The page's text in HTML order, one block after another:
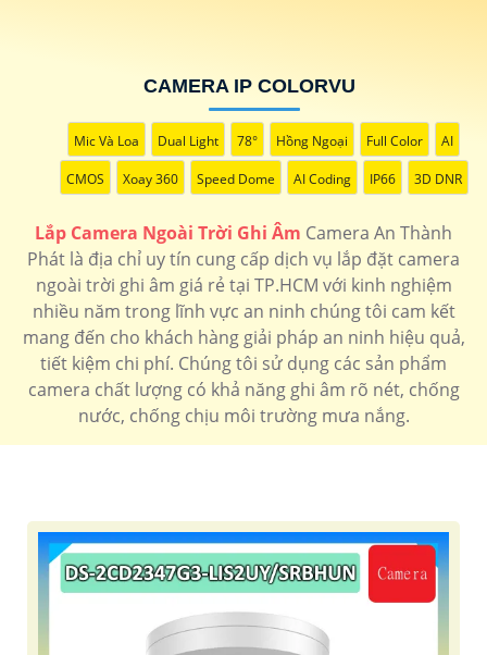
định để qua đó có thể xem hình ảnh từ camera mọi lúc
mọi nơi.7:Bảo dưỡng và lau chùi camera định kỳ để
chắc chắn hơn hoạt động hiệu quả và kéo dài tuổi
8:Sử dụng các phần mềm quản lý camera để theo
dõi và kiểm soát hoạt động của camera ngoài trời.🦉9:
Bảo mật thông tin và dữ liệu từ camera bằng cách sử
dụng mật khẩu mạnh và cập nhật phần mềm đều đặn.
Hy vọng những tư vấn trên sẽ giúp bạn lắp đặt và sử
dụng camera ngoài trời ghi âm một cách hiệu quả.
'
CAMERA IP COLORVU
Mic Và Loa Dual Light 78° Hồng Ngoại Full Color AI
CMOS Xoay 360 Speed Dome AI Coding IP66 3D DNR
Lắp Camera Ngoài Trời Ghi Âm Camera An Thành
Phát là địa chỉ uy tín cung cấp dịch vụ lắp đặt camera
ngoài trời ghi âm giá rẻ tại TP.HCM với kinh nghiệm
nhiều năm trong lĩnh vực an ninh chúng tôi cam kết
mang đến cho khách hàng giải pháp an ninh hiệu quả,
tiết kiệm chi phí. Chúng tôi sử dụng các sản phẩm
camera chất lượng có khả năng ghi âm rõ nét, chống
nước, chống chịu môi trường mưa nắng.